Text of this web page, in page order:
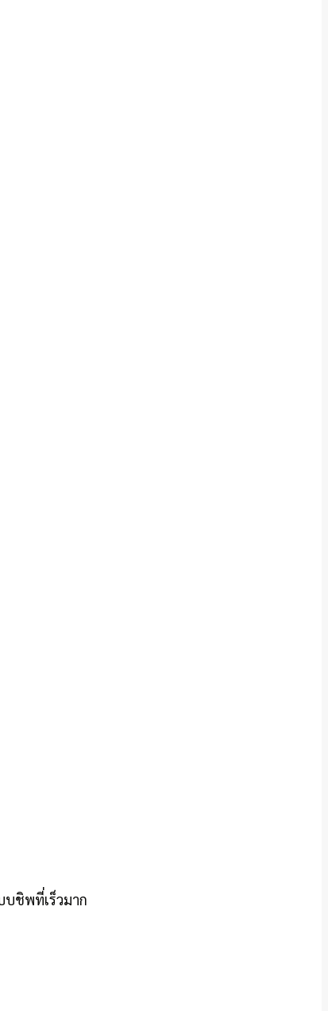
บชิพที่เร็วมาก